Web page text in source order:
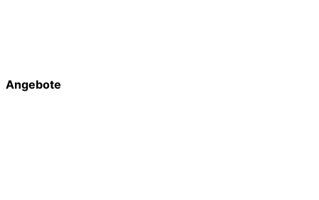
Angebote